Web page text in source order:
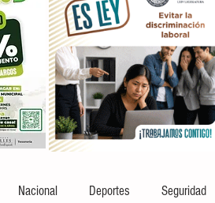
Nacional Deportes Seguridad